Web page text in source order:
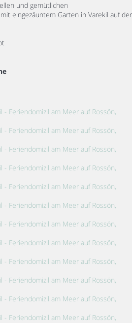
und gemütlichen
eingezäuntem Garten in Varekil auf der